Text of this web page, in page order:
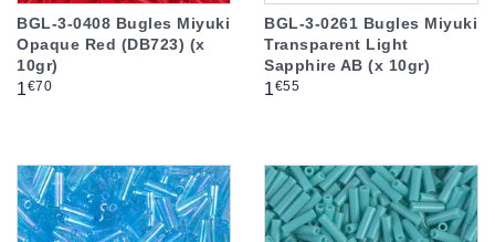
BGL-3-0408 Bugles Miyuki
Opaque Red (DB723) (x
10gr)
Prix
1€70
BGL-3-0261 Bugles Miyuki
Transparent Light
Sapphire AB (x 10gr)
Prix
1€55